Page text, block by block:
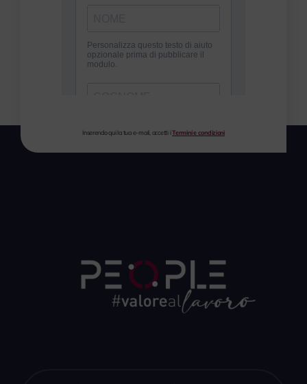
Inserendo qui la tua e-mail, accetti iTermini e condizioni